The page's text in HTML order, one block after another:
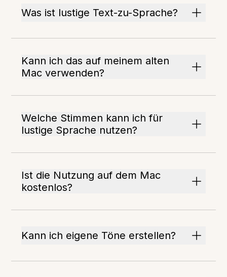
Was ist lustige Text-zu-Sprache?
Kann ich das auf meinem alten
Mac verwenden?
Welche Stimmen kann ich für
lustige Sprache nutzen?
Ist die Nutzung auf dem Mac
kostenlos?
Kann ich eigene Töne erstellen?